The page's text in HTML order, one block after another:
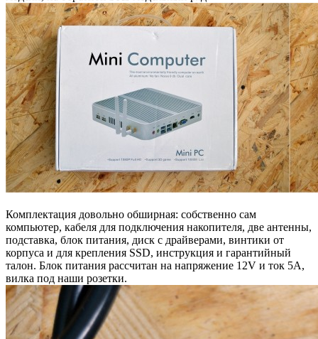
Комплектация довольно обширная: собственно сам
компьютер, кабеля для подключения накопителя, две антенны,
подставка, блок питания, диск с драйверами, винтики от
корпуса и для крепления SSD, инструкция и гарантийный
талон. Блок питания рассчитан на напряжение 12V и ток 5А,
вилка под наши розетки.